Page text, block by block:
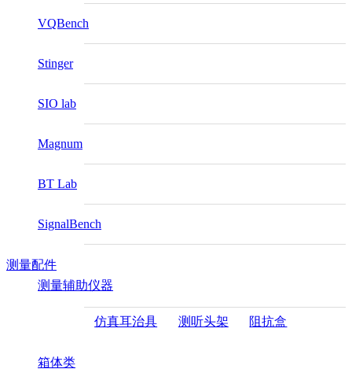
VQBench
Stinger
SIO lab
Magnum
BT Lab
SignalBench
测量配件
测量辅助仪器
仿真耳治具 测听头架 阻抗盒
箱体类